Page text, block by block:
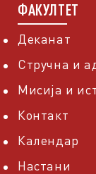
ФАКУЛТЕТ
Деканат
Стручна и
Мисија и
Контакт
Календар
Настани